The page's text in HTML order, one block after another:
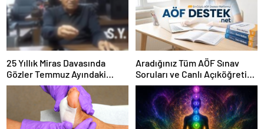
25 Yıllık Miras Davasında
Gözler Temmuz Ayındaki
Karar Duruşmasına Çevrildi
Aradığınız Tüm AÖF Sınav
Soruları ve Canlı Açıköğretim
Forumu Burada